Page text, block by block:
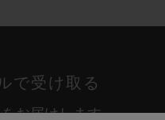
で受け取る
お届けします。